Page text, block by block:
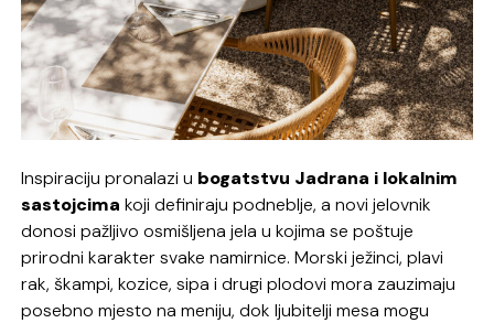
Inspiraciju pronalazi u bogatstvu Jadrana i lokalnim
sastojcima koji definiraju podneblje, a novi jelovnik
donosi pažljivo osmišljena jela u kojima se poštuje
prirodni karakter svake namirnice. Morski ježinci, plavi
rak, škampi, kozice, sipa i drugi plodovi mora zauzimaju
posebno mjesto na meniju, dok ljubitelji mesa mogu